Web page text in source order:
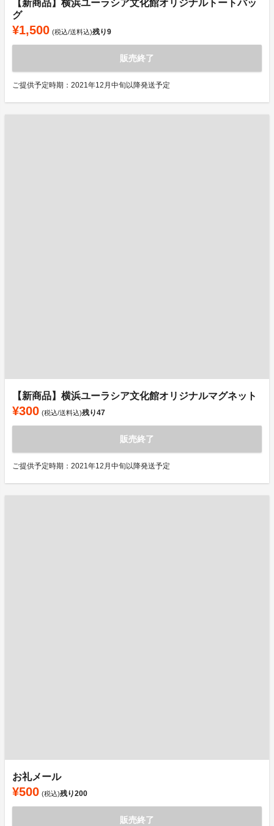
【新商品】横浜ユーラシア文化館オリジナルトートバッ
グ
¥1,500 (税込/送料込)残り9
販売終了
ご提供予定時期：2021年12月中旬以降発送予定
【新商品】横浜ユーラシア文化館オリジナルマグネット
¥300 (税込/送料込)残り47
販売終了
ご提供予定時期：2021年12月中旬以降発送予定
お礼メール
¥500 (税込)残り200
販売終了